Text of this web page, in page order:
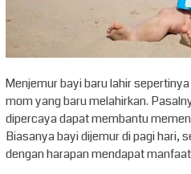
Menjemur bayi baru lahir
mom yang baru melahirkan.
dipercaya dapat membantu
Biasanya bayi dijemur di pagi hari,
dengan harapan mendapat